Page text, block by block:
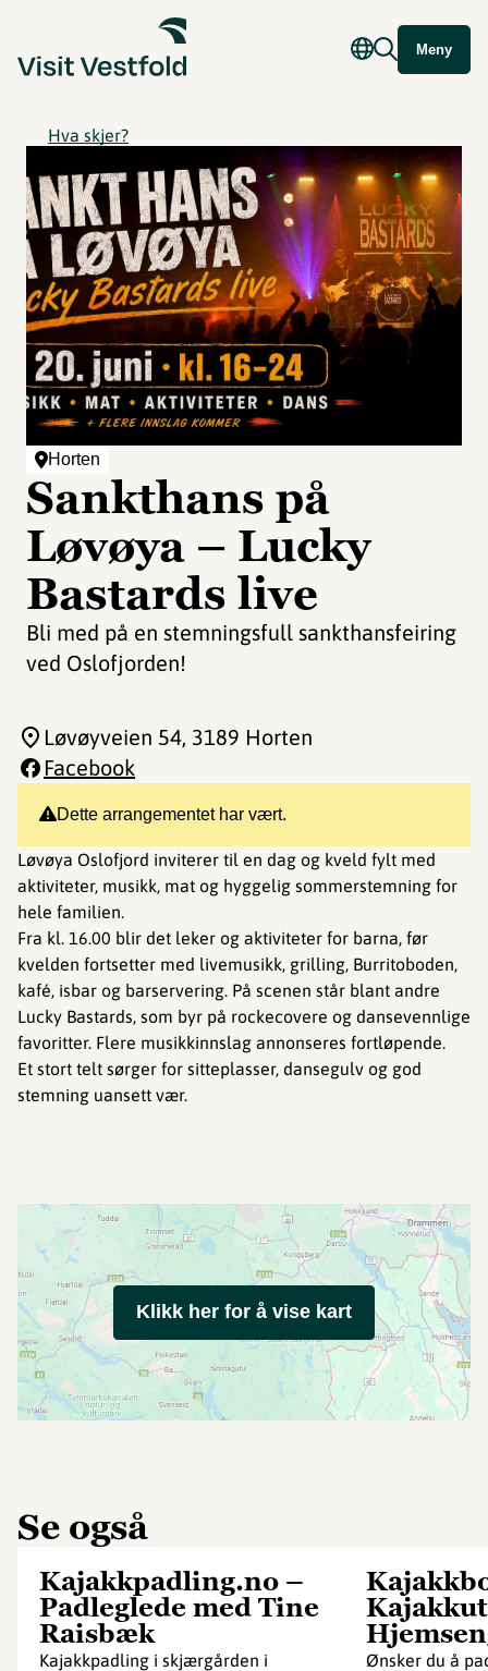
Meny
Hva skjer?
Horten
Sankthans på
Løvøya – Lucky
Bastards live
Bli med på en stemningsfull sankthansfeiring
ved Oslofjorden!
Dette arrangementet har vært.
Løvøya Oslofjord inviterer til en dag og kveld fylt med
aktiviteter, musikk, mat og hyggelig sommerstemning for
hele familien.
Fra kl. 16.00 blir det leker og aktiviteter for barna, før
kvelden fortsetter med livemusikk, grilling, Burritoboden,
kafé, isbar og barservering. På scenen står blant andre
Lucky Bastards, som byr på rockecovere og dansevennlige
favoritter. Flere musikkinnslag annonseres fortløpende.
Et stort telt sørger for sitteplasser, dansegulv og god
stemning uansett vær.
Løvøyveien 54, 3189 Horten
Facebook
Klikk her for å vise kart
Se også
Kajakkpadling.no –
Padleglede med Tine
Raisbæk
Kajakkpadling i skjærgården i
Ønsker du å